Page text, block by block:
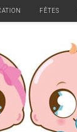
FÊTES